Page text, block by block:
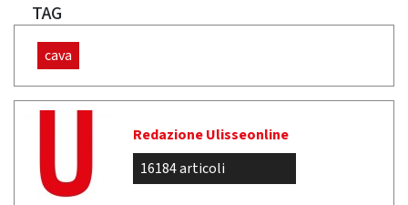
TAG
cava
Redazione Ulisseonline
16184 articoli